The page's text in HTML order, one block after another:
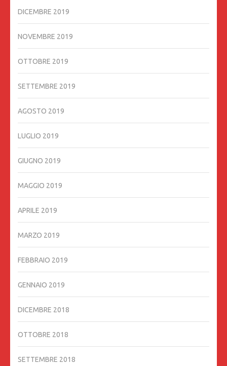
DICEMBRE 2019
NOVEMBRE 2019
OTTOBRE 2019
SETTEMBRE 2019
AGOSTO 2019
LUGLIO 2019
GIUGNO 2019
MAGGIO 2019
APRILE 2019
MARZO 2019
FEBBRAIO 2019
GENNAIO 2019
DICEMBRE 2018
OTTOBRE 2018
SETTEMBRE 2018